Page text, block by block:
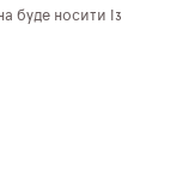
буде носити із